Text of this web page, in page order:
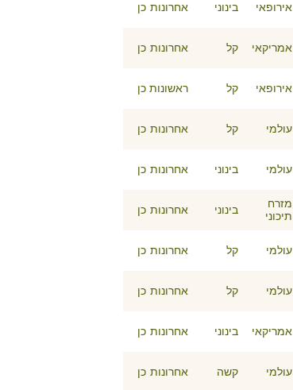
אירופאי בינוני אחרונות כן
אמריקאי קל אחרונות כן
אירופאי קל ראשונות כן
עולמי קל אחרונות כן
עולמי בינוני אחרונות כן
מזרח
תיכוני
בינוני אחרונות כן
עולמי קל אחרונות כן
עולמי קל אחרונות כן
אמריקאי בינוני אחרונות כן
עולמי קשה אחרונות כן